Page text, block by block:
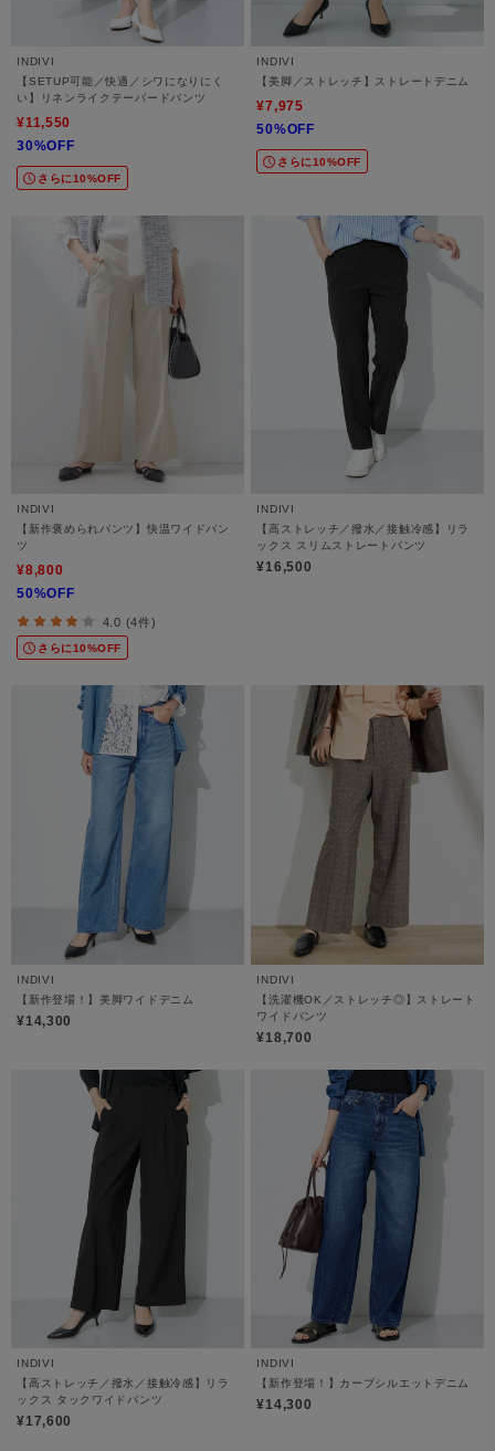
INDIVI
【SETUP可能／快適／シワになりにく
い】リネンライクテーパードパンツ
¥11,550
30%OFF
さらに10%OFF
INDIVI
【美脚／ストレッチ】ストレートデニム
¥7,975
50%OFF
さらに10%OFF
INDIVI
【新作褒められパンツ】快温ワイドパン
ツ
¥8,800
50%OFF
4.0 (4件)
さらに10%OFF
INDIVI
【高ストレッチ／撥水／接触冷感】リラ
ックス スリムストレートパンツ
¥16,500
INDIVI
【新作登場！】美脚ワイドデニム
¥14,300
INDIVI
【洗濯機OK／ストレッチ◎】ストレート
ワイドパンツ
¥18,700
INDIVI
【高ストレッチ／撥水／接触冷感】リラ
ックス タックワイドパンツ
¥17,600
INDIVI
【新作登場！】カーブシルエットデニム
¥14,300